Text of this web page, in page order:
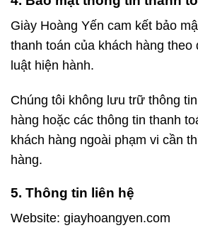
Giày Hoàng Yến cam kết bảo
thanh toán của khách hàng theo
luật hiện hành.
Chúng tôi không lưu trữ thông
hàng hoặc các thông tin thanh
khách hàng ngoài phạm vi cần
hàng.
5. Thông tin liên hệ
Website: giayhoangyen.com